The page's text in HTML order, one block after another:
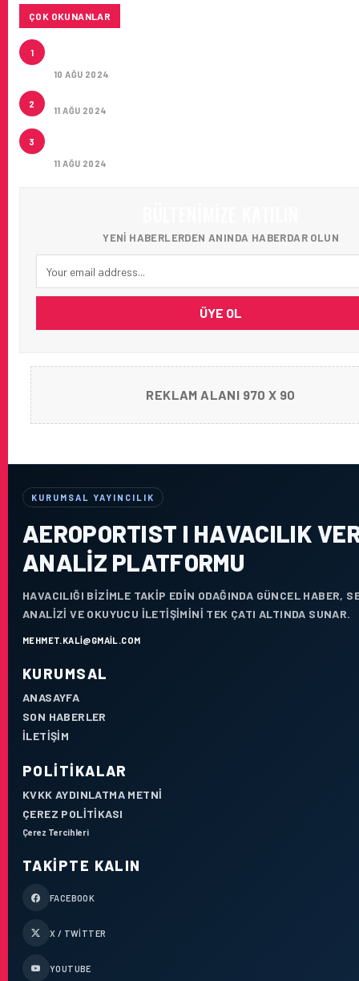
ÇOK OKUNANLAR
1
10 AĞU 2024
2
11 AĞU 2024
3
11 AĞU 2024
YENI HABERLERDEN ANINDA HABERDAR OLUN
ÜYE OL
REKLAM ALANI 970 X 90
KURUMSAL YAYINCILIK
AEROPORTIST I HAVACILIK
ANALIZ PLATFORMU
HAVACILIĞI BIZIMLE TAKIP EDIN ODAĞINDA GÜNCEL HABER,
ANALIZI VE OKUYUCU ILETIŞIMINI TEK ÇATI ALTINDA SUNAR.
MEHMET.KALI@GMAIL.COM
KURUMSAL
ANASAYFA
SON HABERLER
İLETIŞIM
POLITIKALAR
KVKK AYDINLATMA METNI
ÇEREZ POLITIKASI
Çerez Tercihleri
TAKIPTE KALIN
FACEBOOK
X / TWITTER
YOUTUBE